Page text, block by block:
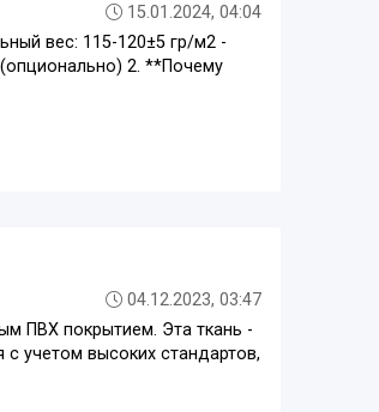
15.01.2024, 04:04
вес: 115-120±5 гр/м2 -
2. **Почему
04.12.2023, 03:47
ПВХ покрытием. Эта ткань -
учетом высоких стандартов,